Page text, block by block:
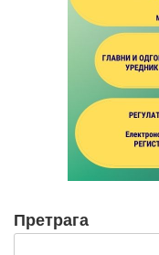
Претрага